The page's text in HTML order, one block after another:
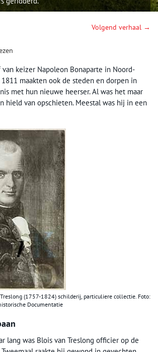
Volgend verhaal →
keizer Napoleon Bonaparte in Noord-
maakten ook de steden en dorpen in
met hun nieuwe heerser. Al was het maar
hield van opschieten. Meestal was hij in een
(1757-1824) schilderij, particuliere collectie. Foto:
Documentatie
lang was Blois van Treslong officier op de